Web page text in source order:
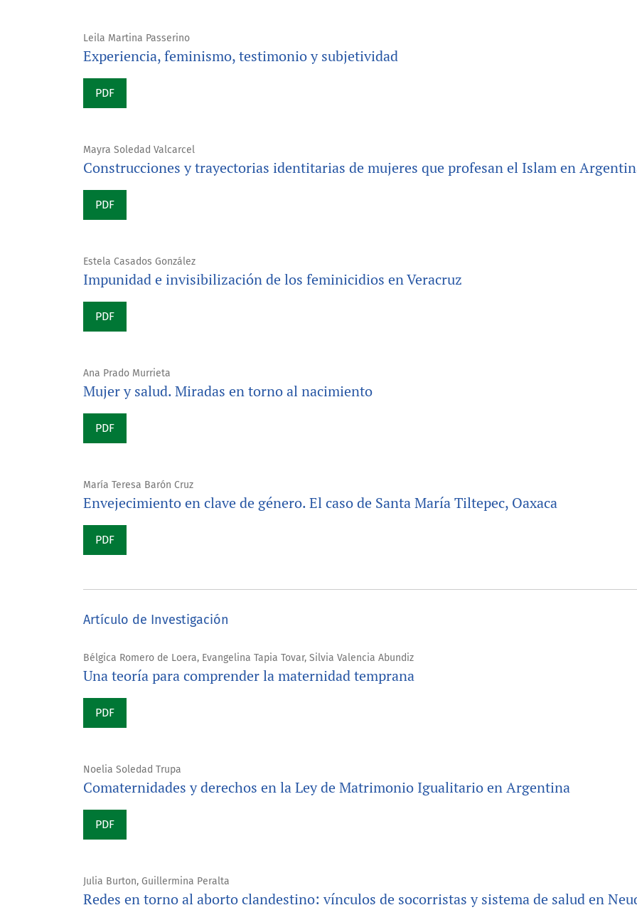
Leila Martina Passerino
Experiencia, feminismo, testimonio y subjetividad
PDF
Mayra Soledad Valcarcel
Construcciones y trayectorias identitarias de mujeres que profesan el Islam en
PDF
Estela Casados González
Impunidad e invisibilización de los feminicidios en Veracruz
PDF
Ana Prado Murrieta
Mujer y salud. Miradas en torno al nacimiento
PDF
María Teresa Barón Cruz
Envejecimiento en clave de género. El caso de Santa María Tiltepec, Oaxaca
PDF
Artículo de Investigación
Bélgica Romero de Loera, Evangelina Tapia Tovar, Silvia Valencia Abundiz
Una teoría para comprender la maternidad temprana
PDF
Noelia Soledad Trupa
Comaternidades y derechos en la Ley de Matrimonio Igualitario en Argentina
PDF
Julia Burton, Guillermina Peralta
Redes en torno al aborto clandestino: vínculos de socorristas y sistema de salud en